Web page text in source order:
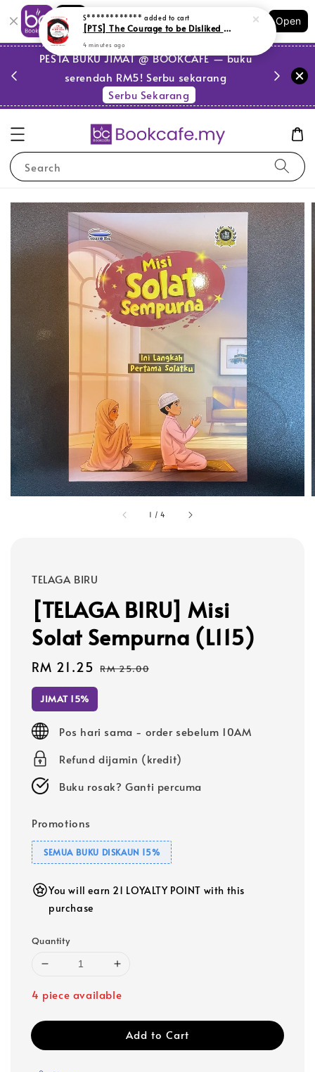
Shopping: Track Your Order
Your Trusted Shops
Open
PESTA BUKU JIMAT @ BOOKCAFE — buku
serendah RM5! Serbu sekarang
Serbu Sekarang
Search
1 /4
TELAGA BIRU
[TELAGA BIRU] Misi
Solat Sempurna (L115)
Sale
price
RM 21.25 Regular
RM 25.00
JIMAT 15%
Pos hari sama - order sebelum 10AM
Refund dijamin (kredit)
Buku rosak? Ganti percuma
Promotions
SEMUA BUKU DISKAUN 15%
You will earn 21 LOYALTY POINT with this
purchase
Quantity
4 piece available
Add to Cart
S************ added to cart
[PTS] The Courage to be Disliked (Edisi Bahasa Melayu) (L156, Y65)
4 minutes ago